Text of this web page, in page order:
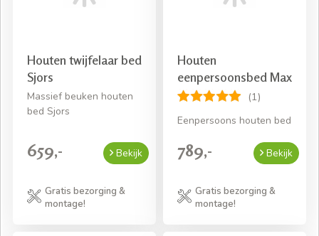
Houten twijfelaar bed
Sjors
Massief beuken houten
bed Sjors
659,- Bekijk
Gratis bezorging &
montage!
Houten
eenpersoonsbed Max
(1)
Eenpersoons houten bed
789,- Bekijk
Gratis bezorging &
montage!